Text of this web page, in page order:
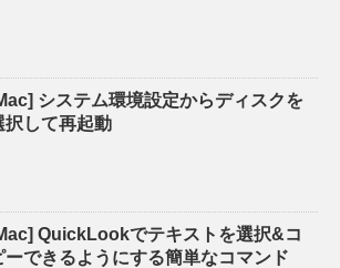
システム環境設定からディスクを
択して再起動
QuickLookでテキストを選択&コ
ーできるようにする簡単なコマンド